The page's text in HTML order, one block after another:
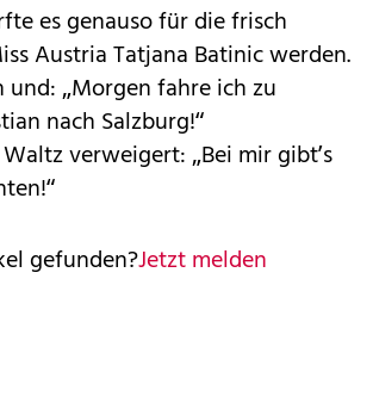
es genauso für die frisch
Austria Tatjana Batinic werden.
und: „Morgen fahre ich zu
nach Salzburg!“
verweigert: „Bei mir gibt’s
gefunden?Jetzt melden